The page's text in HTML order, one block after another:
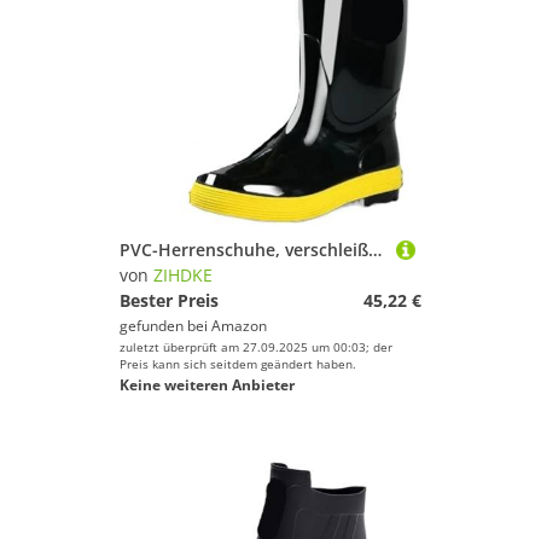
PVC-Herrenschuhe, verschleißfest, wasserdicht und rutschfest, Regenstiefel for Herren, Teenager, Garten, Gummi, niedriger Absatz Für Industrie Handwerk(45)
von ZIHDKE
Bester Preis
45,22 €
gefunden bei Amazon
zuletzt überprüft am 27.09.2025 um 00:03; der
Preis kann sich seitdem geändert haben.
Keine weiteren Anbieter